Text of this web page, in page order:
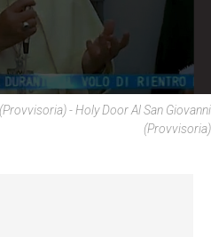
- Holy Door Al San Giovanni
(provvisoria)